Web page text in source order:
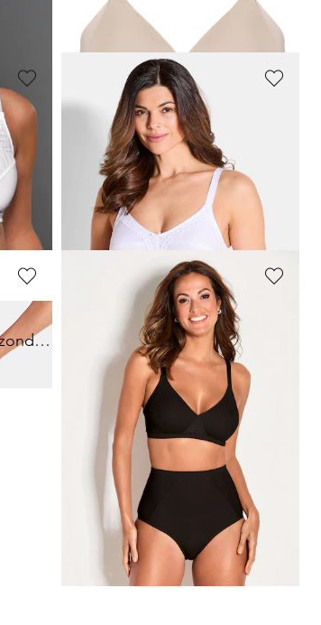
Laagste prijs van de afgelopen 30 dagen**:
27,97 €
NATURANA
41,96 €59,95 €
Laagste prijs van de afgelopen 30 dagen**:
47,96 €
(-12%)
Zachte beha met kant en zonder beugel
NATURANA
Tailleslip met jacquard inzetten
18,36 €22,95 €
Laagste prijs van de afgelopen 30 dagen**:
(-20%)